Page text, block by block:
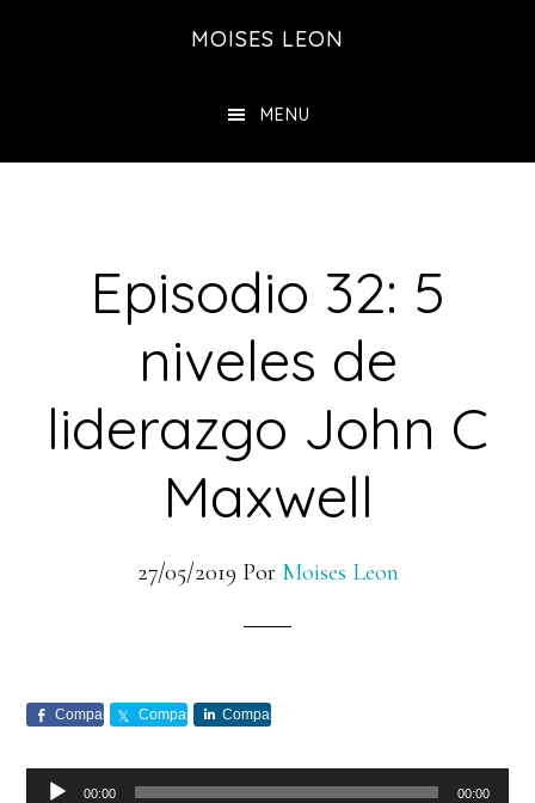
MOISES LEON
MENU
Episodio 32: 5
niveles de
liderazgo John C
Maxwell
27/05/2019 Por Moises Leon
Comparte Comparte Comparte
Reproductor
00:00 00:00